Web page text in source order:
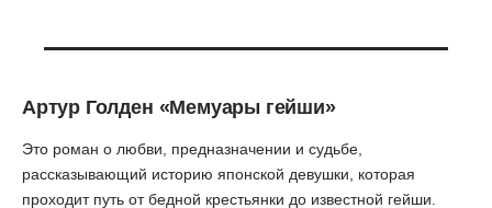
Артур Голден «Мемуары гейши»
Это роман о любви, предназначении и судьбе,
рассказывающий историю японской девушки, которая
проходит путь от бедной крестьянки до известной гейши.